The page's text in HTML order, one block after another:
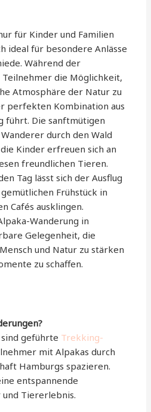
für Kinder und Familien
ideal für besondere Anlässe
Während der
die Möglichkeit,
Atmosphäre der Natur zu
perfekten Kombination aus
führt. Die sanftmütigen
durch den Wald
Kinder erfreuen sich an
freundlichen Tieren.
Tag lässt sich der Ausflug
Frühstück in
Cafés ausklingen.
Wanderung in
Gelegenheit, die
und Natur zu stärken
zu schaffen.
geführte Trekking-
mit Alpakas durch
Hamburgs spazieren.
entspannende
Tiererlebnis.